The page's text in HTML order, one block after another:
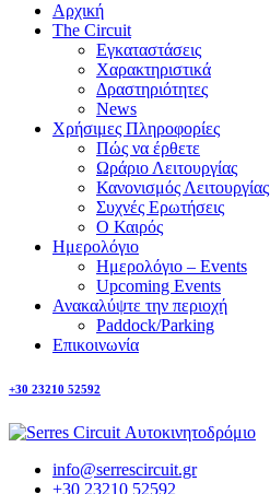
Αρχική
The Circuit
Εγκαταστάσεις
Χαρακτηριστικά
Δραστηριότητες
News
Χρήσιμες Πληροφορίες
Πώς να έρθετε
Ωράριο Λειτουργίας
Κανονισμός Λειτουργίας
Συχνές Ερωτήσεις
Ο Καιρός
Ημερολόγιο
Ημερολόγιο – Events
Upcoming Events
Ανακαλύψτε την περιοχή
Paddock/Parking
Επικοινωνία
+30 23210 52592
info@serrescircuit.gr
+30 23210 52592